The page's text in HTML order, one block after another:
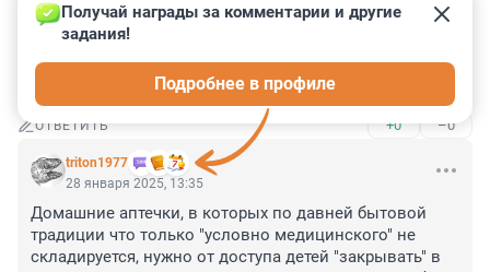
6 июля 2025, 23:22
Таблетки, стиральные порошки, домашняя химия - всё
это должно стоять там, куда даже самый
любопытный ребёнок никак не доберётся!!!
ОТВЕТИТЬ +0 –0
triton1977
Получай награды за комментарии и другие
задания!
Подробнее в профиле
28 января 2025, 13:35
Домашние аптечки, в которых по давней бытовой
традиции что только "условно медицинского" не
складируется, нужно от доступа детей "закрывать" в